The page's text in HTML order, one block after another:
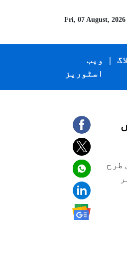
Fri, 07 August, 2026
ویب
اسٹوریز
|
ہے۔ اس طرح